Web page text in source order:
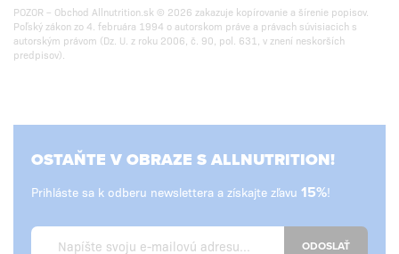
POZOR – Obchod Allnutrition.sk © 2026 zakazuje kopírovanie a šírenie popisov.
Poľský zákon zo 4. februára 1994 o autorskom práve a právach súvisiacich s
autorským právom (Dz. U. z roku 2006, č. 90, pol. 631, v znení neskorších
predpisov).
OSTAŇTE V OBRAZE S ALLNUTRITION!
Prihláste sa k odberu newslettera a získajte zľavu 15%!
ODOSLAŤ